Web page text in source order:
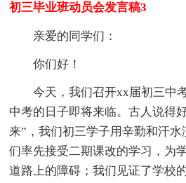
初三毕业班动员会发言稿3
亲爱的同学们：
你们好！
今天，我们召开xx届初三中
中考的日子即将来临。古人说得
来”，我们初三学子用辛勤和汗
们率先接受二期课改的学习，为
道路上的障碍；我们见证了学校